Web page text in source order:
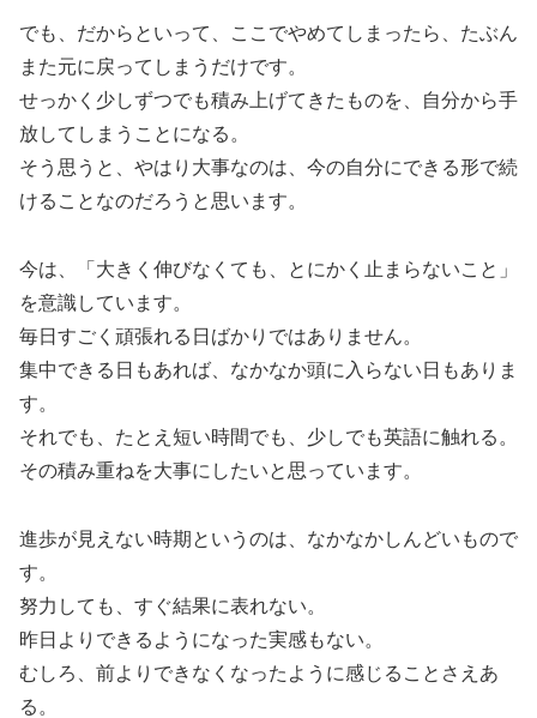
でも、だからといって、ここでやめてしまったら、たぶん
また元に戻ってしまうだけです。
せっかく少しずつでも積み上げてきたものを、自分から手
放してしまうことになる。
そう思うと、やはり大事なのは、今の自分にできる形で続
けることなのだろうと思います。
今は、「大きく伸びなくても、とにかく止まらないこと」
を意識しています。
毎日すごく頑張れる日ばかりではありません。
集中できる日もあれば、なかなか頭に入らない日もありま
す。
それでも、たとえ短い時間でも、少しでも英語に触れる。
その積み重ねを大事にしたいと思っています。
進歩が見えない時期というのは、なかなかしんどいもので
す。
努力しても、すぐ結果に表れない。
昨日よりできるようになった実感もない。
むしろ、前よりできなくなったように感じることさえあ
る。